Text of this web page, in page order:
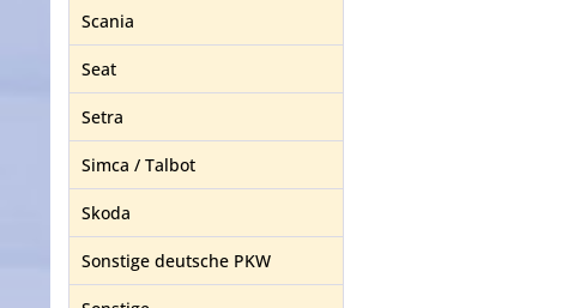
Scania
Seat
Setra
Simca / Talbot
Skoda
Sonstige deutsche PKW